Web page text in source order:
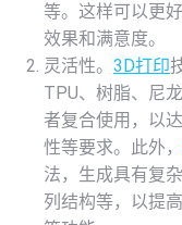
等。这样可以更
效果和满意度。
灵活性。 3D打印
TPU、树脂、尼
者复合使用，以
性等要求。此外，
法，生成具有复
列结构等，以提